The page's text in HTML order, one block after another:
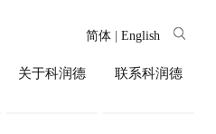
简体 |English
关于科润德 联系科润德